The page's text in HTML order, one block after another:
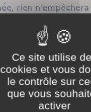
rien
par Collonge,
à la salle
un vin
et les cadeaux.
!
Ce site utilise
cookies et vous
le contrôle sur
que vous
activer